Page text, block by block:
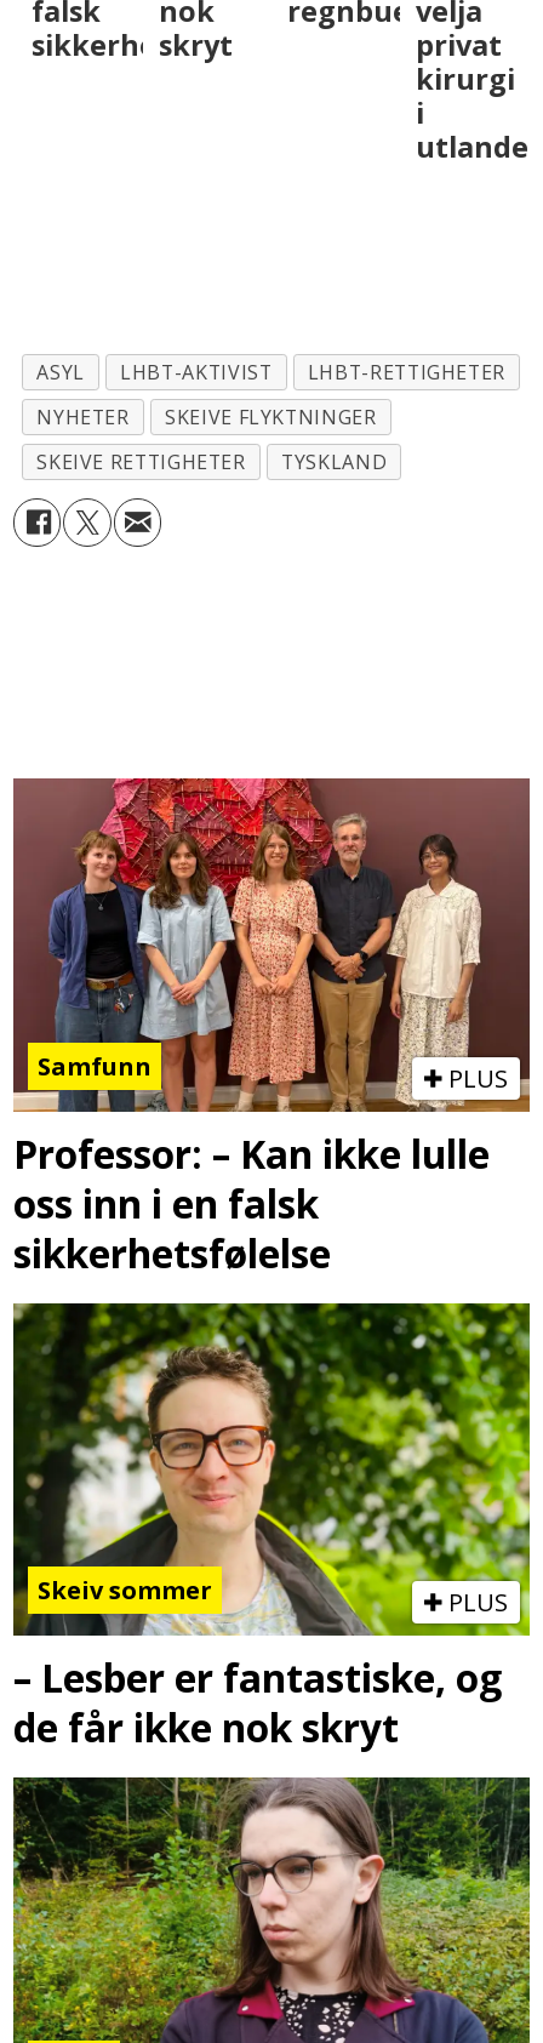
nok
skryt
regnbueflagget
velja
privat
kirurgi
utlandet
på å
den
ASYL LHBT-AKTIVIST
LHBT-RETTIGHETER
NYHETER
SKEIVE FLYKTNINGER
SKEIVE RETTIGHETER
TYSKLAND
Samfunn PLUS
Professor: – Kan ikke lulle
oss inn i en falsk
sikkerhetsfølelse
Skeiv sommer PLUS
– Lesber er fantastiske, og
de får ikke nok skryt